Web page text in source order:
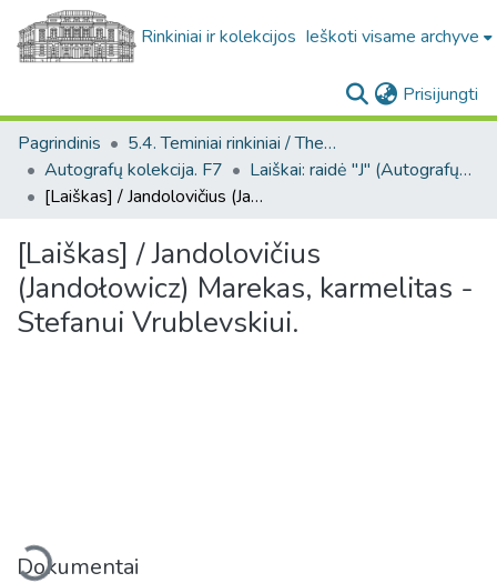
Rinkiniai ir kolekcijos Ieškoti visame archyve
Prisijungti
Pagrindinis
5.4. Teminiai rinkiniai / Thematic collections
Autografų kolekcija. F7
Laiškai: raidė "J" (Autografų kolekcija. F7)
[Laiškas] / Jandolovičius (Jandołowicz) Marekas, karmelitas - Stefanui Vrublevskiui.
[Laiškas] / Jandolovičius
(Jandołowicz) Marekas, karmelitas -
Stefanui Vrublevskiui.
Dokumentai